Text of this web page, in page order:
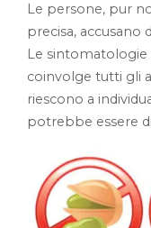
Le persone, pur
precisa, accusano
Le
coinvolge tutti gli
riescono a
potrebbe essere